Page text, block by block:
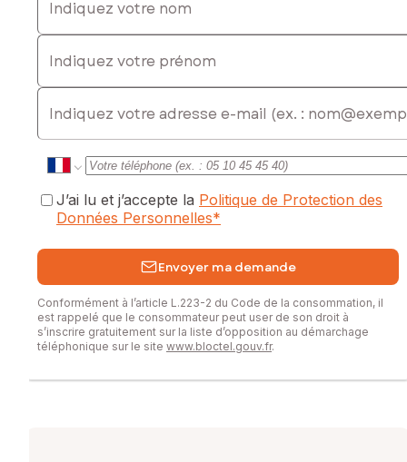
Indiquez votre prénom
E-mail
J’ai lu et j’accepte la Politique de Protection des
Données Personnelles*
Envoyer ma demande
Conformément à l’article L.223-2 du Code de la consommation, il
est rappelé que le consommateur peut user de son droit à
s’inscrire gratuitement sur la liste d’opposition au démarchage
téléphonique sur le site www.bloctel.gouv.fr.